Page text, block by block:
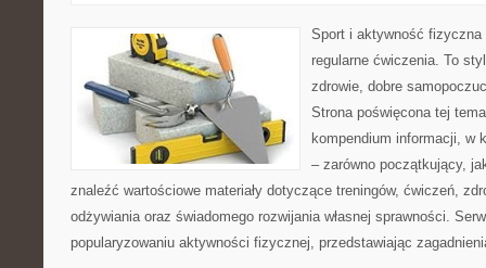
Sport i aktywność
regularne ćwiczenia. To
zdrowie, dobre
Strona poświęcona tej
kompendium informacji, w
– zarówno początkujący,
znaleźć wartościowe materiały dotyczące treningów, ćwiczeń,
odżywiania oraz świadomego rozwijania własnej sprawności.
popularyzowaniu aktywności fizycznej, przedstawiając